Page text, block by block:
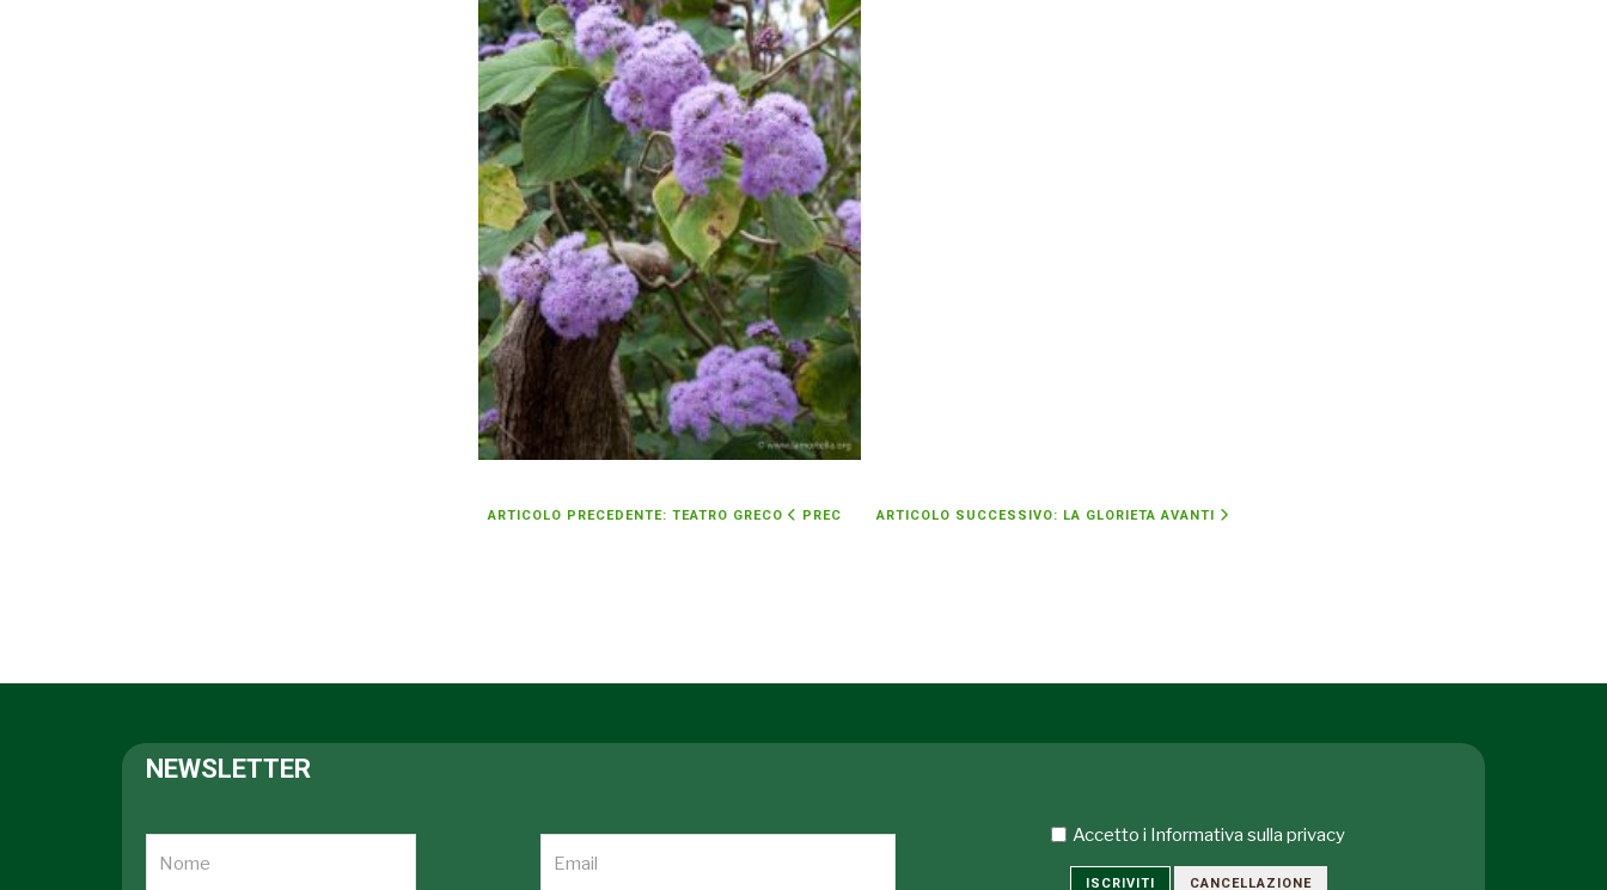
ARTICOLO PRECEDENTE: TEATRO GRECO PREC ARTICOLO SUCCESSIVO: LA GLORIETA AVANTI
NEWSLETTER
Accetto i Informativa sulla privacy
ISCRIVITI CANCELLAZIONE